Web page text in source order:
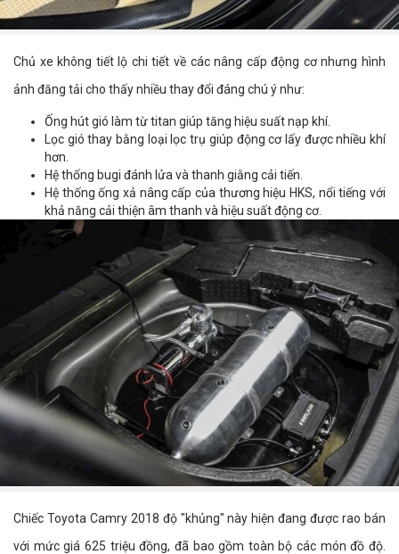
Chủ xe không tiết lộ chi tiết về các nâng cấp động cơ nhưng hình
ảnh đăng tải cho thấy nhiều thay đổi đáng chú ý như:
Ống hút gió làm từ titan giúp tăng hiệu suất nạp khí.
Lọc gió thay bằng loại lọc trụ giúp động cơ lấy được nhiều khí
hơn.
Hệ thống bugi đánh lửa và thanh giằng cải tiến.
Hệ thống ống xả nâng cấp của thương hiệu HKS, nổi tiếng với
khả năng cải thiện âm thanh và hiệu suất động cơ.
Chiếc Toyota Camry 2018 độ "khủng" này hiện đang được rao bán
với mức giá 625 triệu đồng, đã bao gồm toàn bộ các món đồ độ.